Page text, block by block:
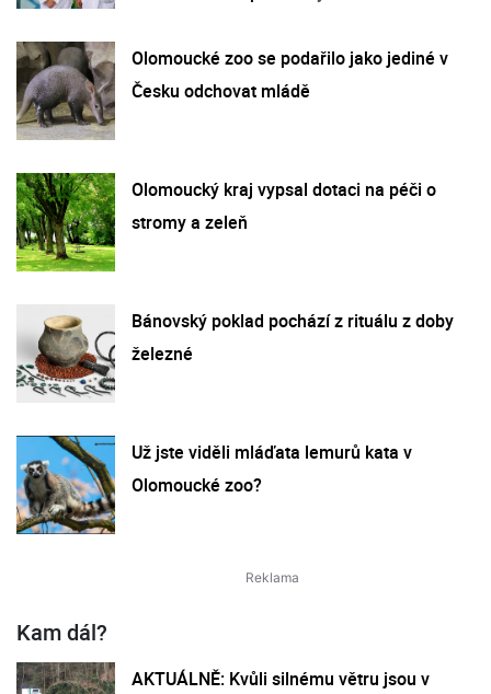
Olomoucké zoo se podařilo jako jediné v
Česku odchovat mládě
Olomoucký kraj vypsal dotaci na péči o
stromy a zeleň
Bánovský poklad pochází z rituálu z doby
železné
Už jste viděli mláďata lemurů kata v
Olomoucké zoo?
Kam dál?
AKTUÁLNĚ: Kvůli silnému větru jsou v